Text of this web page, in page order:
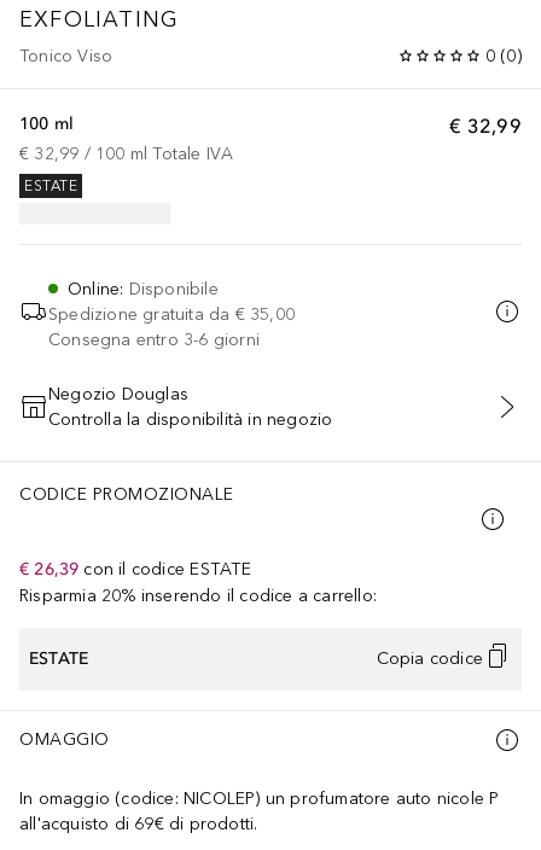
EXFOLIATING
Tonico Viso 0 (0)
€ 32,99
100 ml
€ 32,99 / 100 ml Totale IVA
ESTATE
Online: Disponibile
Spedizione gratuita da € 35,00
Consegna entro 3-6 giorni
AGGIUNGI AL CARRELLO
Negozio Douglas
Controlla la disponibilità in negozio
CODICE PROMOZIONALE
€ 26,39 con il codice ESTATE
Risparmia 20% inserendo il codice a carrello:
ESTATE Copia codice
OMAGGIO
In omaggio (codice: NICOLEP) un profumatore auto nicole P
all'acquisto di 69€ di prodotti.